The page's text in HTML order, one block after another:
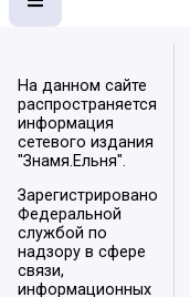
На данном сайте
распространяется
информация
сетевого издания
"Знамя.Ельня".
Зарегистрировано
Федеральной
службой по
надзору в сфере
связи,
информационных